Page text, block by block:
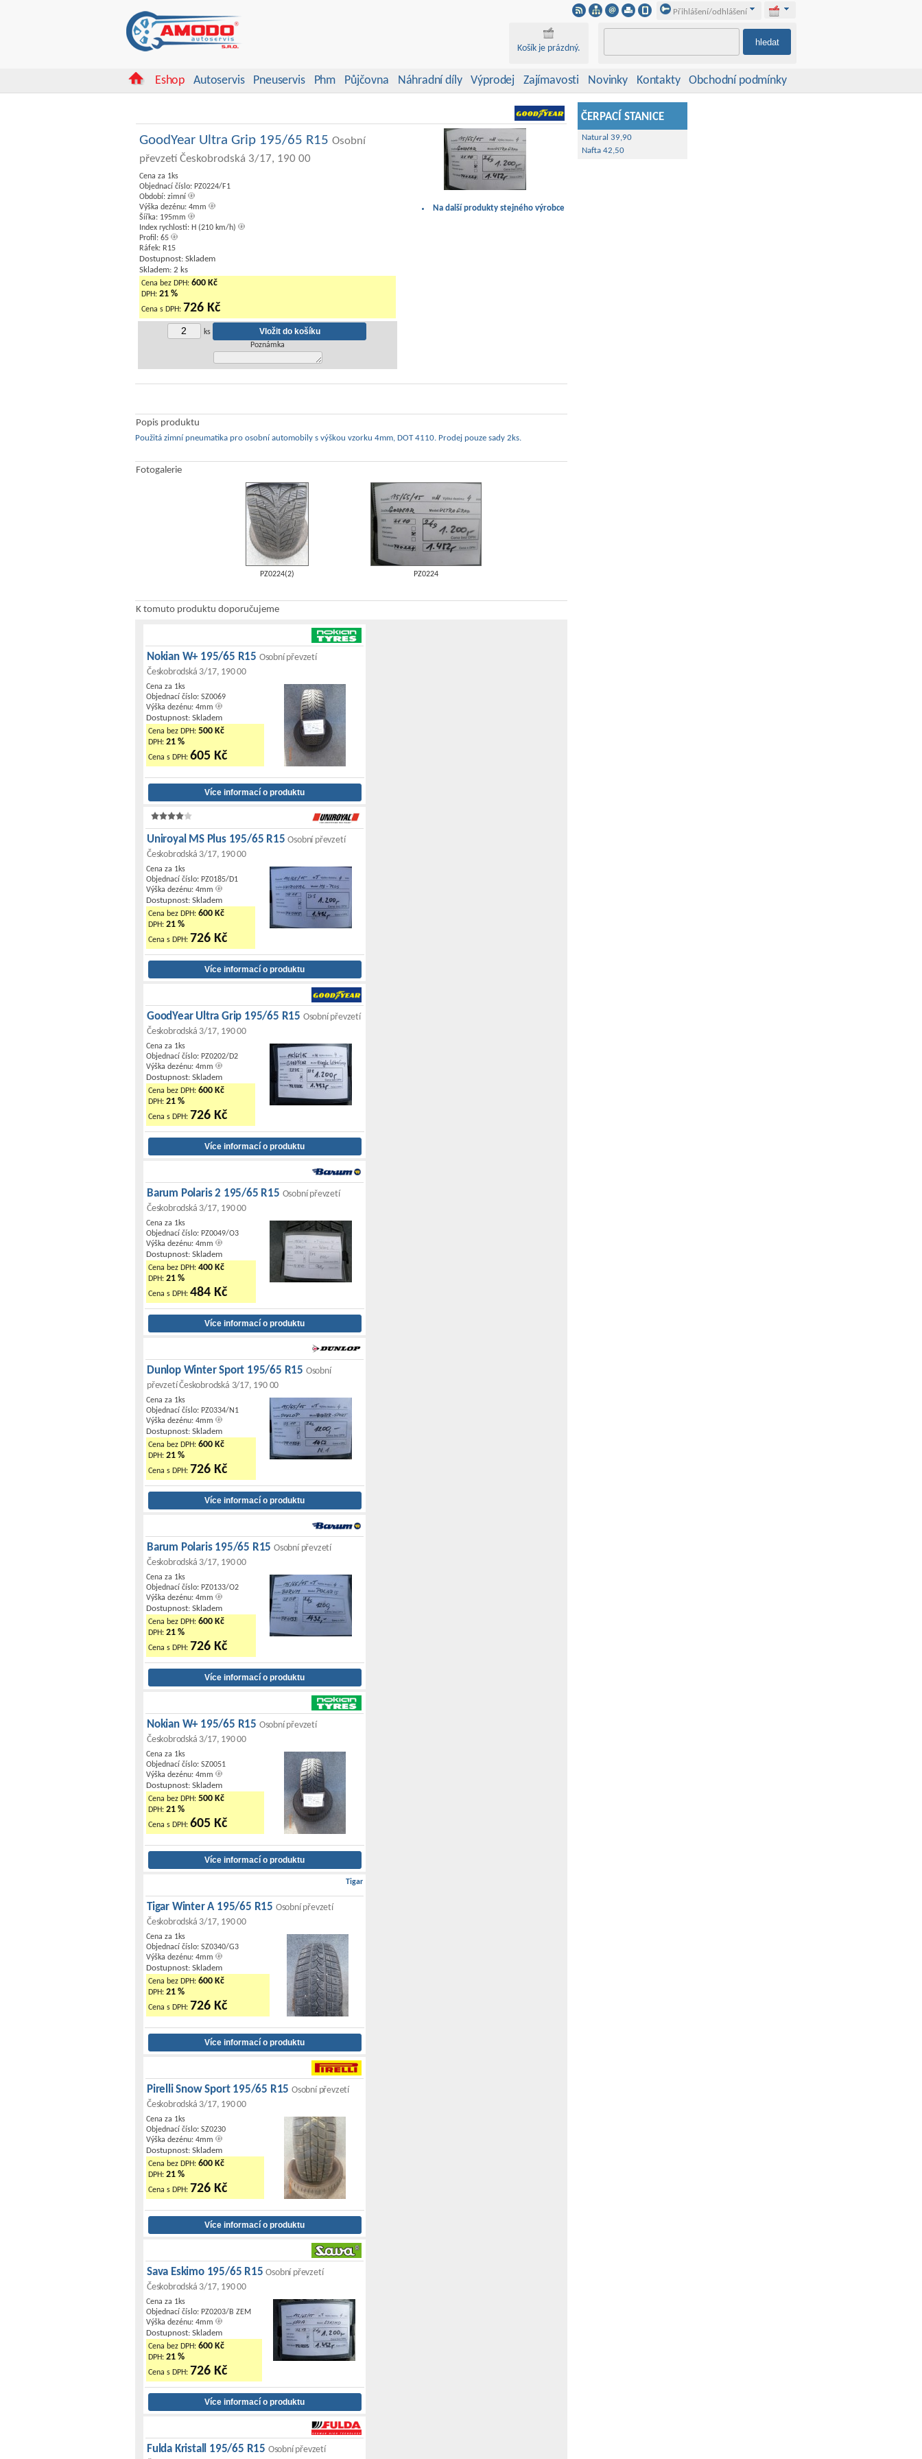
Přihlášení/odhlášení
Košík je prázdný.
Eshop Autoservis Pneuservis Phm Půjčovna Náhradní díly Výprodej Zajímavosti Novinky Kontakty Obchodní podmínky
Na další produkty stejného výrobce
GoodYear Ultra Grip 195/65 R15 Osobní
převzetí Českobrodská 3/17, 190 00
Cena za 1ks
Objednací číslo: PZ0224/F1
Období: zimní
Výška dezénu: 4mm
Šířka: 195mm
Index rychlosti: H (210 km/h)
Profil: 65
Ráfek: R15
Dostupnost: Skladem
Skladem: 2 ks
Cena bez DPH: 600 Kč
DPH: 21 %
Cena s DPH: 726 Kč
ks
Poznámka
Popis produktu
Použitá zimní pneumatika pro osobní automobily s výškou vzorku 4mm, DOT 4110. Prodej pouze sady 2ks.
Fotogalerie
PZ0224(2) PZ0224
K tomuto produktu doporučujeme
Nokian W+ 195/65 R15 Osobní převzetí
Českobrodská 3/17, 190 00
Cena za 1ks
Objednací číslo: SZ0069
Výška dezénu: 4mm
Dostupnost: Skladem
Cena bez DPH: 500 Kč
DPH: 21 %
Cena s DPH: 605 Kč
Uniroyal MS Plus 195/65 R15Osobní převzetí
Českobrodská 3/17, 190 00
Cena za 1ks
Objednací číslo: PZ0185/D1
Výška dezénu: 4mm
Dostupnost: Skladem
Cena bez DPH: 600 Kč
DPH: 21 %
Cena s DPH: 726 Kč
GoodYear Ultra Grip 195/65 R15 Osobní převzetí
Českobrodská 3/17, 190 00
Cena za 1ks
Objednací číslo: PZ0202/D2
Výška dezénu: 4mm
Dostupnost: Skladem
Cena bez DPH: 600 Kč
DPH: 21 %
Cena s DPH: 726 Kč
Barum Polaris 2 195/65 R15 Osobní převzetí
Českobrodská 3/17, 190 00
Cena za 1ks
Objednací číslo: PZ0049/O3
Výška dezénu: 4mm
Dostupnost: Skladem
Cena bez DPH: 400 Kč
DPH: 21 %
Cena s DPH: 484 Kč
Dunlop Winter Sport 195/65 R15 Osobní
převzetí Českobrodská 3/17, 190 00
Cena za 1ks
Objednací číslo: PZ0334/N1
Výška dezénu: 4mm
Dostupnost: Skladem
Cena bez DPH: 600 Kč
DPH: 21 %
Cena s DPH: 726 Kč
Barum Polaris 195/65 R15 Osobní převzetí
Českobrodská 3/17, 190 00
Cena za 1ks
Objednací číslo: PZ0133/O2
Výška dezénu: 4mm
Dostupnost: Skladem
Cena bez DPH: 600 Kč
DPH: 21 %
Cena s DPH: 726 Kč
Nokian W+ 195/65 R15 Osobní převzetí
Českobrodská 3/17, 190 00
Cena za 1ks
Objednací číslo: SZ0051
Výška dezénu: 4mm
Dostupnost: Skladem
Cena bez DPH: 500 Kč
DPH: 21 %
Cena s DPH: 605 Kč
Tigar
Tigar Winter A 195/65 R15 Osobní převzetí
Českobrodská 3/17, 190 00
Cena za 1ks
Objednací číslo: SZ0340/G3
Výška dezénu: 4mm
Dostupnost: Skladem
Cena bez DPH: 600 Kč
DPH: 21 %
Cena s DPH: 726 Kč
Pirelli Snow Sport 195/65 R15 Osobní převzetí
Českobrodská 3/17, 190 00
Cena za 1ks
Objednací číslo: SZ0230
Výška dezénu: 4mm
Dostupnost: Skladem
Cena bez DPH: 600 Kč
DPH: 21 %
Cena s DPH: 726 Kč
Sava Eskimo 195/65 R15Osobní převzetí
Českobrodská 3/17, 190 00
Cena za 1ks
Objednací číslo: PZ0203/B ZEM
Výška dezénu: 4mm
Dostupnost: Skladem
Cena bez DPH: 600 Kč
DPH: 21 %
Cena s DPH: 726 Kč
Fulda Kristall 195/65 R15 Osobní převzetí
ČERPACÍ STANICE
Natural 39,90
Nafta 42,50